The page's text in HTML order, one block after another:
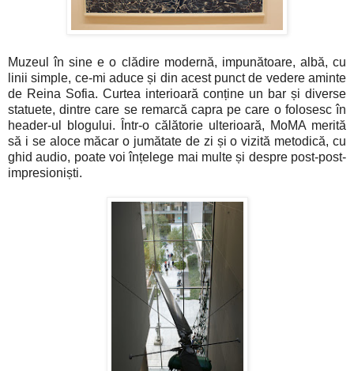
Muzeul în sine e o clădire modernă, impunătoare, albă, cu
linii simple, ce-mi aduce și din acest punct de vedere aminte
de Reina Sofia. Curtea interioară conține un bar și diverse
statuete, dintre care se remarcă capra pe care o folosesc în
header-ul blogului. Într-o călătorie ulterioară, MoMA merită
să i se aloce măcar o jumătate de zi și o vizită metodică, cu
ghid audio, poate voi înțelege mai multe și despre post-post-
impresioniști.